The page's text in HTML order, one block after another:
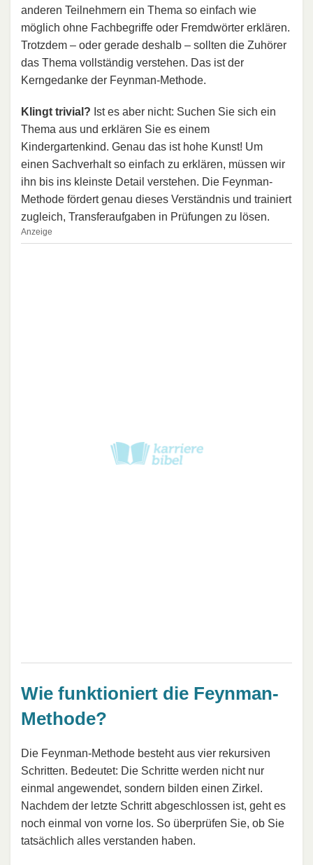
anderen Teilnehmern ein Thema so einfach wie
möglich ohne Fachbegriffe oder Fremdwörter erklären.
Trotzdem – oder gerade deshalb – sollten die Zuhörer
das Thema vollständig verstehen. Das ist der
Kerngedanke der Feynman-Methode.
Klingt trivial? Ist es aber nicht: Suchen Sie sich ein
Thema aus und erklären Sie es einem
Kindergartenkind. Genau das ist hohe Kunst! Um
einen Sachverhalt so einfach zu erklären, müssen wir
ihn bis ins kleinste Detail verstehen. Die Feynman-
Methode fördert genau dieses Verständnis und trainiert
zugleich, Transferaufgaben in Prüfungen zu lösen.
Anzeige
Wie funktioniert die Feynman-
Methode?
Die Feynman-Methode besteht aus vier rekursiven
Schritten. Bedeutet: Die Schritte werden nicht nur
einmal angewendet, sondern bilden einen Zirkel.
Nachdem der letzte Schritt abgeschlossen ist, geht es
noch einmal von vorne los. So überprüfen Sie, ob Sie
tatsächlich alles verstanden haben.